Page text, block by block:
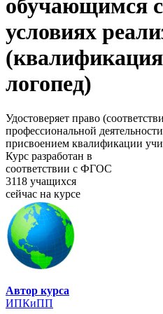
обучающимся
условиях
логопед)
Удостоверяет право
профессиональной
присвоением квалификации
Курс разработан в
соответствии с ФГОС
3118 учащихся
сейчас на курсе
Автор курса
ИПКиПП